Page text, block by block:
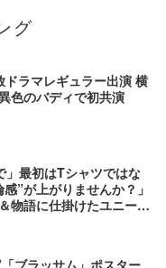
グ
ラマレギュラー出演 横
色のバディで初共演
」最初はTシャツではな
”が上がりませんか？」
物語に仕掛けたユニーク